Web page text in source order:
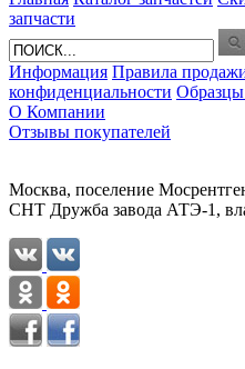
запчасти
Информация Правила
конфиденциальности Образцы
О Компании
Отзывы покупателей
Москва, поселение
СНТ Дружба завода АТЭ-1,